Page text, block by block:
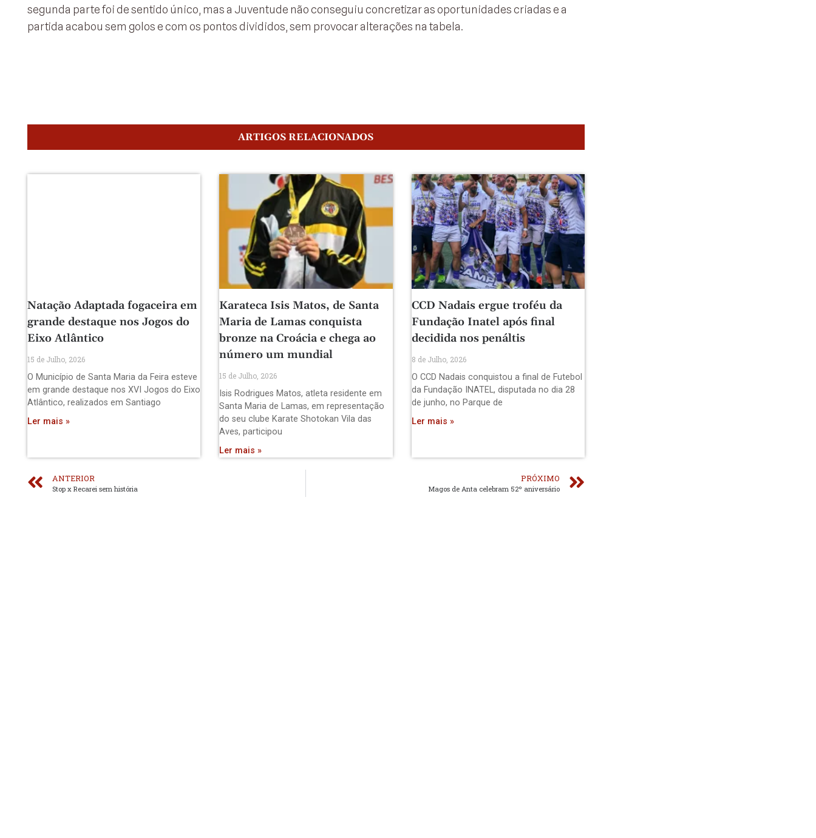
segunda parte foi de sentido único, mas a Juventude não conseguiu concretizar as oportunidades criadas e a
partida acabou sem golos e com os pontos divididos, sem provocar alterações na tabela.
ARTIGOS RELACIONADOS
Natação Adaptada fogaceira em
grande destaque nos Jogos do
Eixo Atlântico
15 de Julho, 2026
O Município de Santa Maria da Feira esteve
em grande destaque nos XVI Jogos do Eixo
Atlântico, realizados em Santiago
Ler mais »
Karateca Isis Matos, de Santa
Maria de Lamas conquista
bronze na Croácia e chega ao
número um mundial
15 de Julho, 2026
Isis Rodrigues Matos, atleta residente em
Santa Maria de Lamas, em representação
do seu clube Karate Shotokan Vila das
Aves, participou
Ler mais »
CCD Nadais ergue troféu da
Fundação Inatel após final
decidida nos penáltis
8 de Julho, 2026
O CCD Nadais conquistou a final de Futebol
da Fundação INATEL, disputada no dia 28
de junho, no Parque de
Ler mais »
ANTERIOR
Stop x Recarei sem história
PRÓXIMO
Magos de Anta celebram 52º aniversário